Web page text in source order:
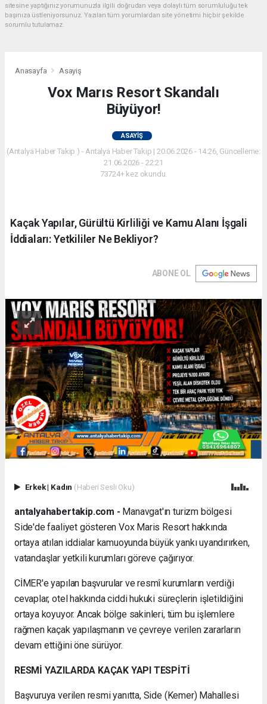
sitesine yaptığınız yorumunuzla ilgili doğrudan veya dolaylı tüm sorumluluğu tek
başınıza üstleniyorsunuz. Yazılan tüm yorumlardan site yönetimi hiçbir şekilde
sorumlu tutulamaz.
Anasayfa Asayiş
Vox Marıs Resort Skandalı
Büyüyor!
ASAYIŞ
(Antalya Haber Takip ) - Antalya Haber Takip | 20.06.2026 - 14:26, Güncelleme:
21.06.2026 - 22:21
73724+ kez okundu.
Kaçak Yapılar, Gürültü Kirliliği ve Kamu Alanı İşgali
İddiaları: Yetkililer Ne Bekliyor?
ABONE OL
Erkek| Kadın (Haberi Sesli Oku)
antalyahabertakip.com - Manavgat'ın turizm bölgesi
Side'de faaliyet gösteren Vox Maris Resort hakkında
ortaya atılan iddialar kamuoyunda büyük yankı uyandırırken,
vatandaşlar yetkili kurumları göreve çağırıyor.
CİMER'e yapılan başvurular ve resmî kurumların verdiği
cevaplar, otel hakkında ciddi hukuki süreçlerin işletildiğini
ortaya koyuyor. Ancak bölge sakinleri, tüm bu işlemlere
rağmen kaçak yapılaşmanın ve çevreye verilen zararların
devam ettiğini öne sürüyor.
RESMİ YAZILARDA KAÇAK YAPI TESPİTİ
Başvuruya verilen resmi yanıtta, Side (Kemer) Mahallesi